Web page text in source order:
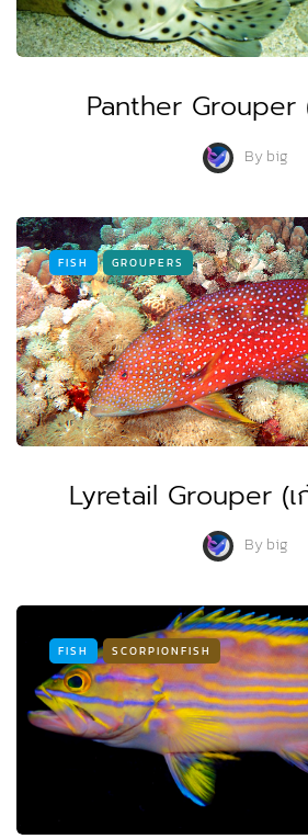
Panther Grouper
Bybig
FISH GROUPERS
Lyretail Grouper (เ
Bybig
FISH SCORPIONFISH